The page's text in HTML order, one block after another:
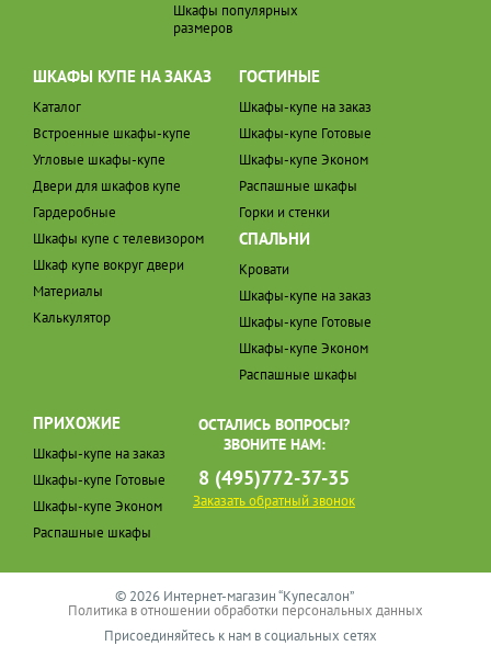
Шкафы популярных
размеров
ШКАФЫ КУПЕ НА ЗАКАЗ
Каталог
Встроенные шкафы-купе
Угловые шкафы-купе
Двери для шкафов купе
Гардеробные
Шкафы купе с телевизором
Шкаф купе вокруг двери
Материалы
Калькулятор
ГОСТИНЫЕ
Шкафы-купе на заказ
Шкафы-купе Готовые
Шкафы-купе Эконом
Распашные шкафы
Горки и стенки
СПАЛЬНИ
Кровати
Шкафы-купе на заказ
Шкафы-купе Готовые
Шкафы-купе Эконом
Распашные шкафы
ПРИХОЖИЕ
Шкафы-купе на заказ
Шкафы-купе Готовые
Шкафы-купе Эконом
Распашные шкафы
ОСТАЛИСЬ ВОПРОСЫ?
ЗВОНИТЕ НАМ:
8 (495)772-37-35
Заказать обратный звонок
© 2026 Интернет-магазин “Купесалон”
Политика в отношении обработки персональных данных
Присоединяйтесь к нам в социальных сетях